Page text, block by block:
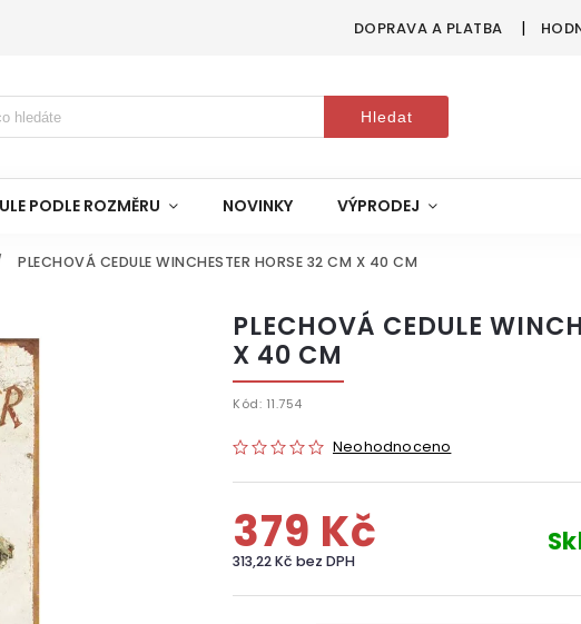
DOPRAVA A PLATBA
Hledat
PODLE ROZMĚRU NOVINKY VÝPRODEJ
PLECHOVÁ CEDULE WINCHESTER HORSE 32 CM X 40 CM
PLECHOVÁ CEDULE
X 40 CM
Kód: 11.754
Neohodnoceno
379 Kč
313,22 Kč bez DPH